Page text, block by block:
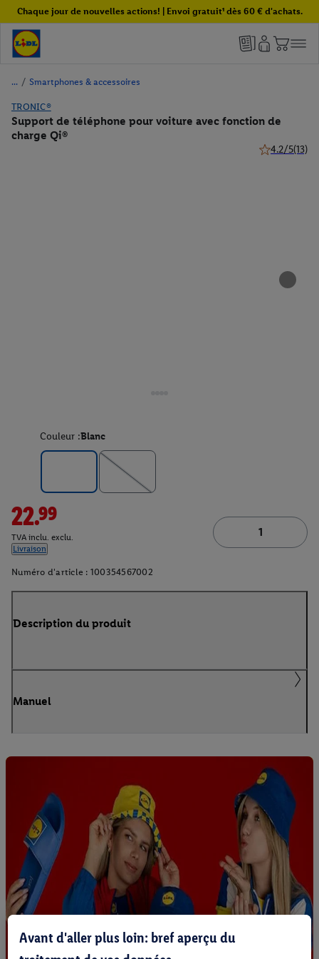
Chaque jour de nouvelles actions! | Envoi gratuit¹ dès 60 € d'achats.
/ Smartphones & accessoires
TRONIC®
Support de téléphone pour voiture avec fonction de
charge Qi®
4.2/5(13)
Couleur :Blanc
22.99
TVA inclu. exclu.
Livraison
Numéro d'article : 100354567002
Description du produit
Manuel
Avant d'aller plus loin: bref aperçu du